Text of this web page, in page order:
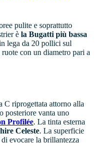
pulite e soprattutto
è la Bugatti più bassa
lega da 20 pollici sul
con un diametro pari a
C riprogettata attorno alla
posteriore vanta uno
Profilée. La tinta esterna
Celeste. La superficie
evocare la brillantezza